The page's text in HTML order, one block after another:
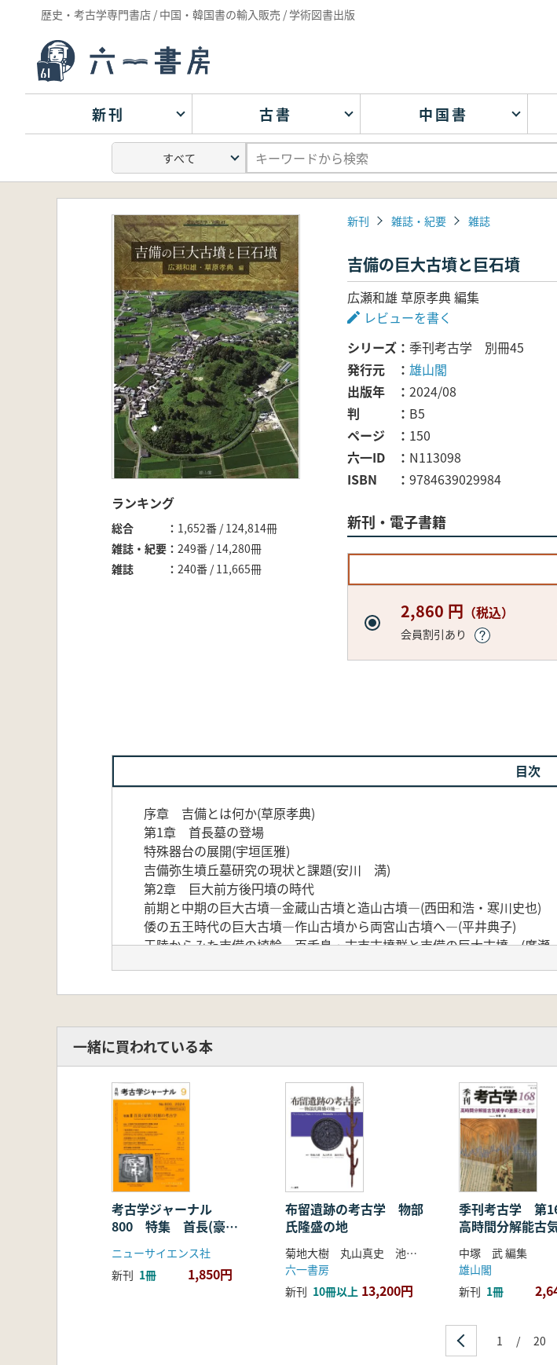
歴史・考古学専門書店 / 中国・韓国書の輸入販売 / 学術図書出版
新刊 古書 中国書
ランキング
総合
1,652番 / 124,814冊
雑誌・紀要
249番 / 14,280冊
雑誌
240番 / 11,665冊
新刊 雑誌・紀要 雑誌
吉備の巨大古墳と巨石墳
広瀬和雄 草原孝典 編集
レビューを書く
シリーズ
季刊考古学 別冊45
発行元
雄山閣
出版年
2024/08
判
B5
ページ
150
六一ID
N113098
ISBN
9784639029984
新刊・電子書籍
2,860 円 （税込）
会員割引あり
目次
序章 吉備とは何か(草原孝典)
第1章 首長墓の登場
特殊器台の展開(宇垣匡雅)
吉備弥生墳丘墓研究の現状と課題(安川 満)
第2章 巨大前方後円墳の時代
前期と中期の巨大古墳―金蔵山古墳と造山古墳―(西田和浩・寒川史也)
倭の五王時代の巨大古墳―作山古墳から両宮山古墳へ―(平井典子)
王陵からみた吉備の埴輪―百舌鳥・古市古墳群と吉備の巨大古墳―(廣
吉備の初期須恵器―渡来人集団のムラと古墳―(田中清美)
吉備における古墳時代後期の親族構造(清家 章)
巨石墳の発掘調査―こうもり塚古墳と箭田大塚古墳―(尾上元規)
備後における中期・後期の首長墓系譜(村田 晋)
美作の古墳時代(小郷利幸)
終章 吉備と大和政権(広瀬和雄)
コラム 吉備のおススメ古墳めぐり(備前・備中・備後・美作)(草原孝典
一緒に買われている本
考古学ジャーナル
800 特集 首長(豪族)
ニューサイエンス社
新刊 1冊 1,850円
布留遺跡の考古学 物部
氏隆盛の地
菊地大樹 丸山真史 池田保信 編
六一書房
新刊 10冊以上 13,200円
季刊考古学 第
高時間分解能古
進展と考古学
中塚 武 編集
雄山閣
新刊 1冊
1 / 20